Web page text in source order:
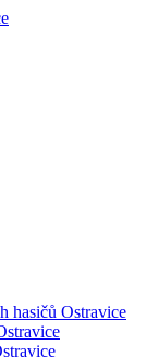
hasičů Ostravice